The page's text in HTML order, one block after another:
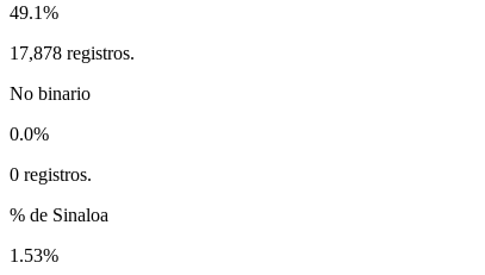
49.1%
17,878 registros.
No binario
0.0%
0 registros.
% de Sinaloa
1.53%